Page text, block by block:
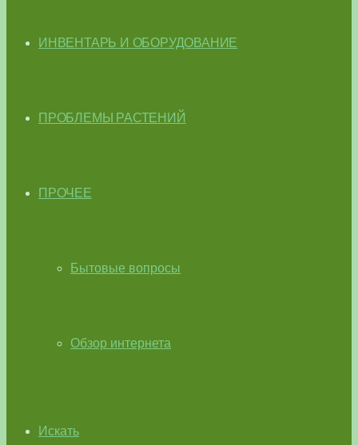
ИНВЕНТАРЬ И ОБОРУДОВАНИЕ
ПРОБЛЕМЫ РАСТЕНИЙ
ПРОЧЕЕ
Бытовые вопросы
Обзор интернета
Искать